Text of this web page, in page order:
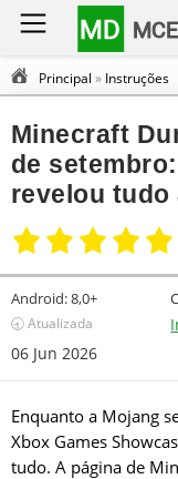
MD
Principal » Instruções
Minecraft
de
revelou tudo
Android:8,0+
🕣 Atualizada
06 Jun 2026
Enquanto a Mojang
Xbox Games
tudo. A página de